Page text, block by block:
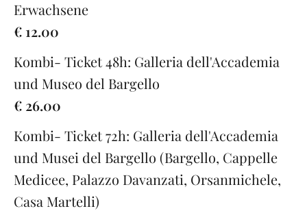
Erwachsene
€ 12.00
Kombi- Ticket 48h: Galleria dell'Accademia
und Museo del Bargello
€ 26.00
Kombi- Ticket 72h: Galleria dell'Accademia
und Musei del Bargello (Bargello, Cappelle
Medicee, Palazzo Davanzati, Orsanmichele,
Casa Martelli)